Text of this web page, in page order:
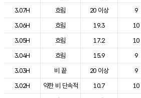
3.07H
흐림 20 이상 9
3.06H
흐림 19.3 10
3.05H
흐림 17.2 10
3.04H
흐림 15.9 9
3.03H
비 끝 20 이상 9
3.02H
약한 비 단속적 10.7 10